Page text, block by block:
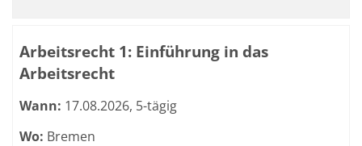
Arbeitsrecht 1: Einführung in das
Arbeitsrecht
Wann: 17.08.2026, 5-tägig
Wo: Bremen